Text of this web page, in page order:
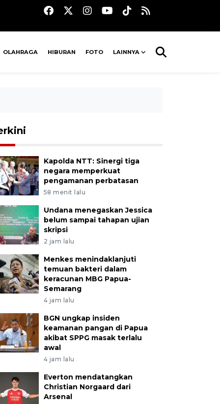
OLAHRAGA HIBURAN FOTO LAINNYA
Kapolda NTT: Sinergi tiga
negara memperkuat
pengamanan perbatasan
58 menit lalu
Undana menegaskan Jessica
belum sampai tahapan ujian
skripsi
2 jam lalu
Menkes menindaklanjuti
temuan bakteri dalam
keracunan MBG Papua-
Semarang
4 jam lalu
BGN ungkap insiden
keamanan pangan di Papua
akibat SPPG masak terlalu
awal
4 jam lalu
Everton mendatangkan
Christian Norgaard dari
Arsenal